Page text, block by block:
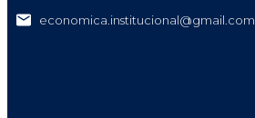
economica.institucional@gmail.com